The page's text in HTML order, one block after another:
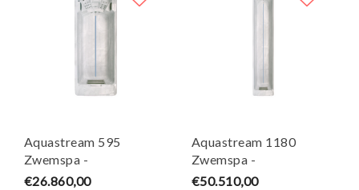
Aquastream 595
Zwemspa -
5950×2300×1500 mm -
€26.860,00
Aquastream 1180
Zwemspa -
11800×2300×1500 mm
€50.510,00